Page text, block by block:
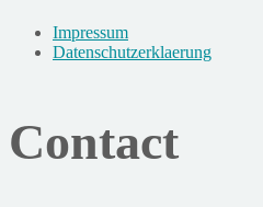
Impressum
Datenschutzerklaerung
Contact